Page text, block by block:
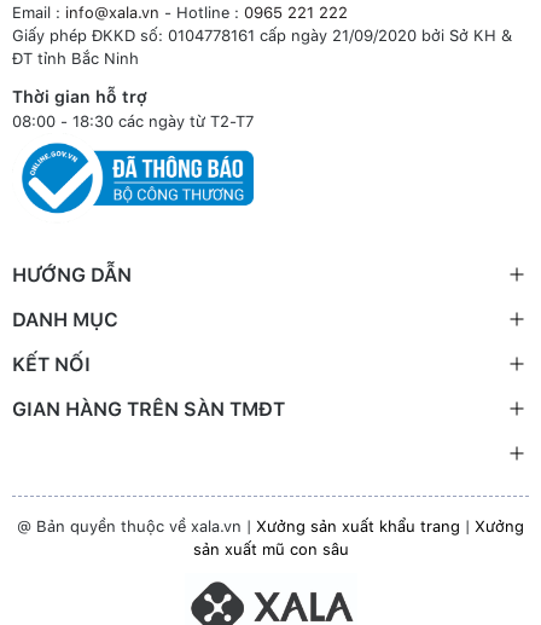
Email : info@xala.vn - Hotline : 0965 221 222
Giấy phép ĐKKD số: 0104778161 cấp ngày 21/09/2020 bởi Sở KH &
ĐT tỉnh Bắc Ninh
Thời gian hỗ trợ
08:00 - 18:30 các ngày từ T2-T7
HƯỚNG DẪN
DANH MỤC
KẾT NỐI
GIAN HÀNG TRÊN SÀN TMĐT
@ Bản quyền thuộc về xala.vn | Xưởng sản xuất khẩu trang | Xưởng
sản xuất mũ con sâu